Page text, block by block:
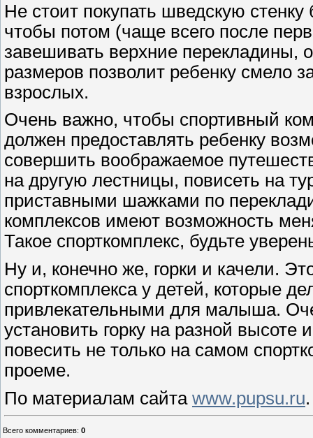
Не стоит покупать шведскую
чтобы потом (чаще всего после
завешивать верхние перекладины,
размеров позволит ребенку смело
взрослых.
Очень важно, чтобы спортивный
должен предоставлять ребенку
совершить воображаемое
на другую лестницы, повисеть на
приставными шажками по
комплексов имеют возможность
Такое спорткомплекс, будьте
Ну и, конечно же, горки и качели.
спорткомплекса у детей, которые
привлекательными для малыша.
установить горку на разной
повесить не только на самом
проеме.
По материалам сайта www.pupsu.ru.
Всего комментариев: 0